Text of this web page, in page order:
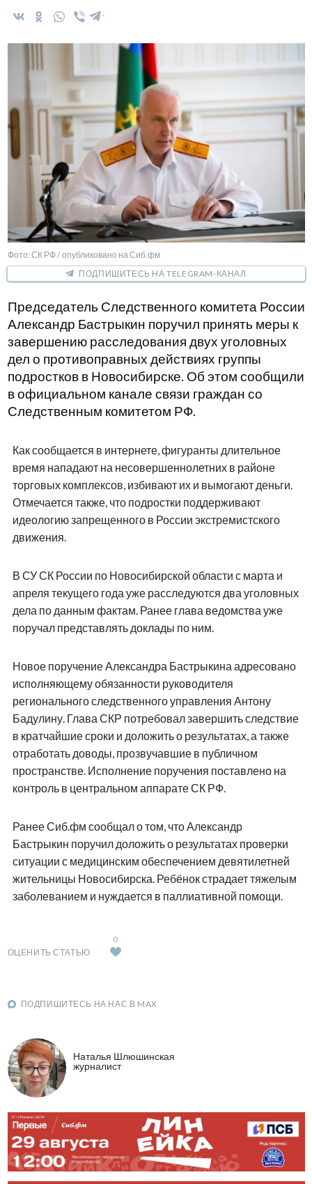
Фото: СК РФ / опубликовано на Сиб.фм
ПОДПИШИТЕСЬ НА TELEGRAM-КАНАЛ
Председатель Следственного комитета России
Александр Бастрыкин поручил принять меры к
завершению расследования двух уголовных
дел о противоправных действиях группы
подростков в Новосибирске. Об этом сообщили
в официальном канале связи граждан со
Следственным комитетом РФ.
Как сообщается в интернете, фигуранты длительное
время нападают на несовершеннолетних в районе
торговых комплексов, избивают их и вымогают деньги.
Отмечается также, что подростки поддерживают
идеологию запрещенного в России экстремистского
движения.
В СУ СК России по Новосибирской области с марта и
апреля текущего года уже расследуются два уголовных
дела по данным фактам. Ранее глава ведомства уже
поручал представлять доклады по ним.
Новое поручение Александра Бастрыкина адресовано
исполняющему обязанности руководителя
регионального следственного управления Антону
Бадулину. Глава СКР потребовал завершить следствие
в кратчайшие сроки и доложить о результатах, а также
отработать доводы, прозвучавшие в публичном
пространстве. Исполнение поручения поставлено на
контроль в центральном аппарате СК РФ.
Ранее Сиб.фм сообщал о том, что Александр
Бастрыкин поручил доложить о результатах проверки
ситуации с медицинским обеспечением девятилетней
жительницы Новосибирска. Ребёнок страдает тяжелым
заболеванием и нуждается в паллиативной помощи.
ОЦЕНИТЬ СТАТЬЮ
0
ПОДПИШИТЕСЬ НА НАС В MAX
Наталья Шлюшинская
журналист